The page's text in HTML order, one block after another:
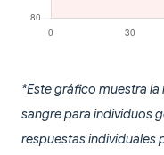
*Este gráfico muestra
sangre para individuos
respuestas individuales